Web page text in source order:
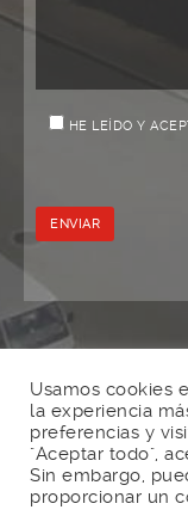
HE LEÍDO Y
Usamos cookies
la experiencia
preferencias y
"Aceptar todo",
Sin embargo,
proporcionar un